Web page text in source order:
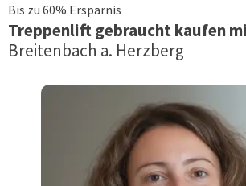
Bis zu 60% Ersparnis
Treppenliftgebraucht kaufen
Breitenbach a. Herzberg